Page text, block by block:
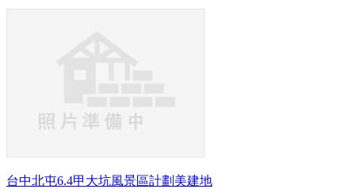
台中北屯6.4甲大坑風景區計劃美建地